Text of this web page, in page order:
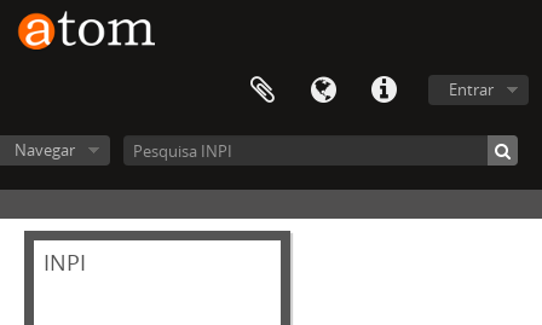
Entrar
Navegar
INPI